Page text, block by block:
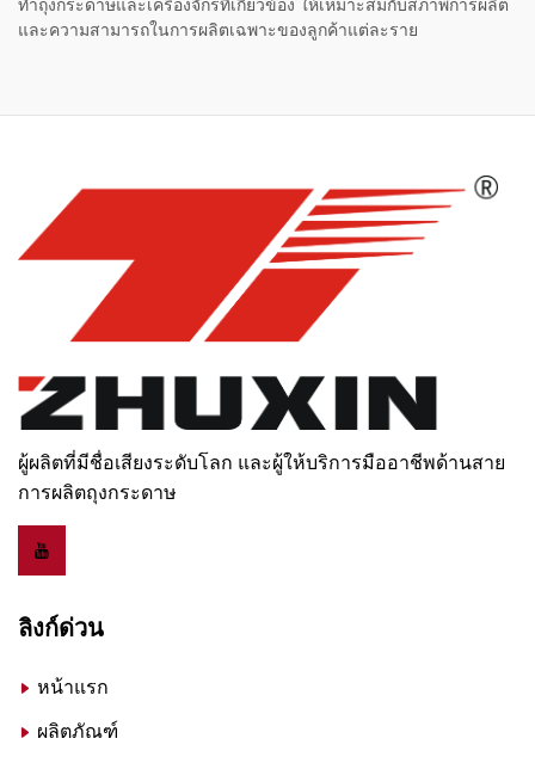
ทำถุงกระดาษและเครื่องจักรที่เกี่ยวข้อง ให้เหมาะสมกับสภาพการผลิต
และความสามารถในการผลิตเฉพาะของลูกค้าแต่ละราย
ผู้ผลิตที่มีชื่อเสียงระดับโลก และผู้ให้บริการมืออาชีพด้านสาย
การผลิตถุงกระดาษ
ลิงก์ด่วน
หน้าแรก
ผลิตภัณฑ์